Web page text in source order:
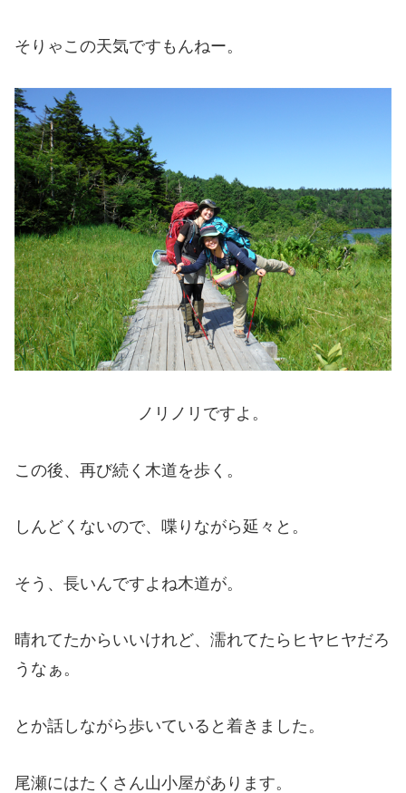
そりゃこの天気ですもんねー。
ノリノリですよ。
この後、再び続く木道を歩く。
しんどくないので、喋りながら延々と。
そう、長いんですよね木道が。
晴れてたからいいけれど、濡れてたらヒヤヒヤだろ
うなぁ。
とか話しながら歩いていると着きました。
尾瀬にはたくさん山小屋があります。